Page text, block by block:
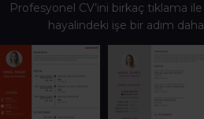
Profesyonel CV’ini birkaç tıklama
hayalindeki işe bir adım